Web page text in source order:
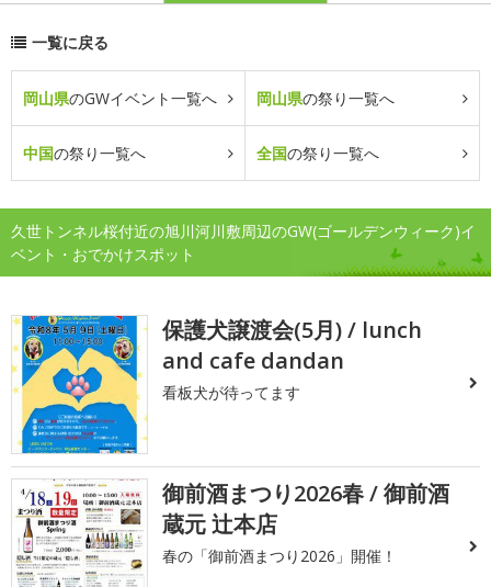
一覧に戻る
岡山県のGWイベント一覧へ 岡山県の祭り一覧へ
中国の祭り一覧へ 全国の祭り一覧へ
久世トンネル桜付近の旭川河川敷周辺のGW(ゴールデンウィーク)イ
ベント・おでかけスポット
保護犬譲渡会(5月) / lunch
and cafe dandan
看板犬が待ってます
御前酒まつり2026春 / 御前酒
蔵元 辻本店
春の「御前酒まつり2026」開催！